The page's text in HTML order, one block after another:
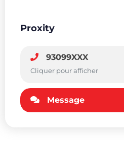
Proxity
93099XXX
Cliquer pour afficher
Message